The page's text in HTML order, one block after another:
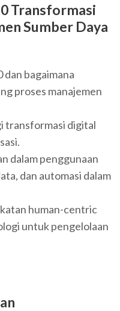
Transformasi
Sumber Daya
dan bagaimana
proses manajemen
transformasi digital
dalam penggunaan
dan automasi dalam
human-centric
untuk pengelolaan